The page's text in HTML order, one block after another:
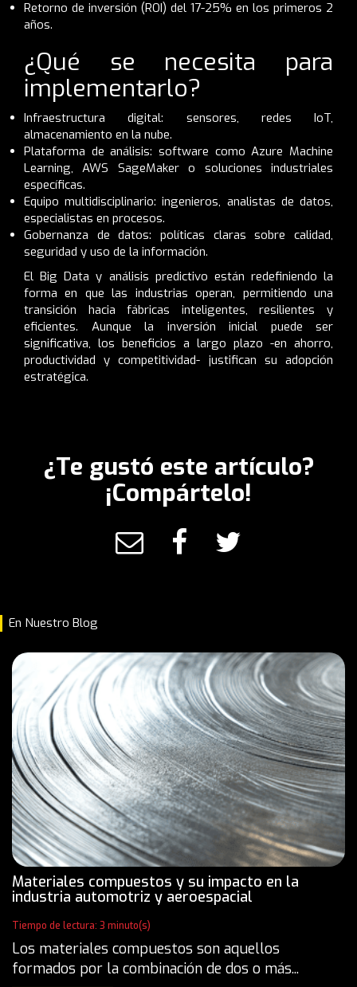
Retorno de inversión (ROI) del 17-25% en los primeros 2
años.
¿Qué se necesita para
implementarlo?
Infraestructura digital: sensores, redes IoT,
almacenamiento en la nube.
Plataforma de análisis: software como Azure Machine
Learning, AWS SageMaker o soluciones industriales
específicas.
Equipo multidisciplinario: ingenieros, analistas de datos,
especialistas en procesos.
Gobernanza de datos: políticas claras sobre calidad,
seguridad y uso de la información.
El Big Data y análisis predictivo están redefiniendo la
forma en que las industrias operan, permitiendo una
transición hacia fábricas inteligentes, resilientes y
eficientes. Aunque la inversión inicial puede ser
significativa, los beneficios a largo plazo -en ahorro,
productividad y competitividad- justifican su adopción
estratégica.
¿Te gustó este artículo?
¡Compártelo!
En Nuestro Blog
Materiales compuestos y su impacto en la
industria automotriz y aeroespacial
Tiempo de lectura: 3 minuto(s)
Los materiales compuestos son aquellos
formados por la combinación de dos o más...